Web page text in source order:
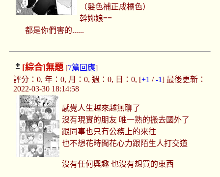
（髮色補正成橘色）
幹妳娘==
都是你們害的......
[綜合]無題[7篇回應]
評分：0, 年：0, 月：0, 週：0, 日：0, [+1 /-1] 最後更新：
2022-03-30 18:14:58
感覺人生越來越無聊了
沒有現實的朋友 唯一熟的搬去國外了
跟同事也只有公務上的來往
也不想花時間花心力跟陌生人打交道
沒有任何興趣 也沒有想買的東西